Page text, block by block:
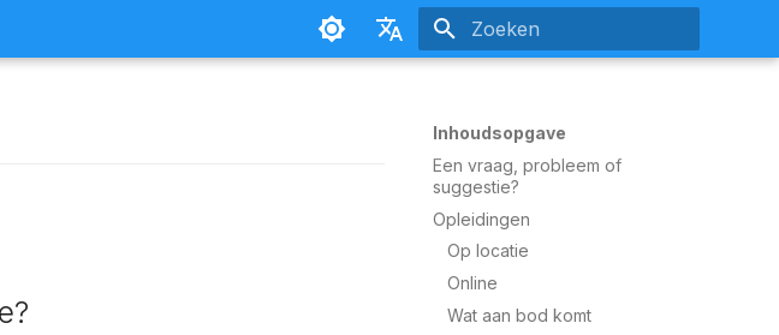
Inhoudsopgave
Een vraag, probleem of
suggestie?
Opleidingen
Op locatie
Online
Wat aan bod komt